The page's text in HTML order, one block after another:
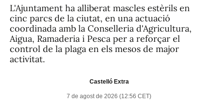
L'Ajuntament ha alliberat mascles estèrils en
cinc parcs de la ciutat, en una actuació
coordinada amb la Conselleria d'Agricultura,
Aigua, Ramaderia i Pesca per a reforçar el
control de la plaga en els mesos de major
activitat.
Castelló Extra
7 de agost de 2026 (12:56 CET)